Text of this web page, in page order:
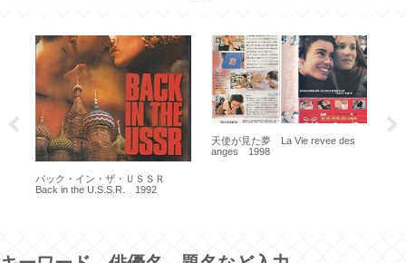
バック・イン・ザ・ＵＳＳＲ
Back in the U.S.S.R. 1992
天使が見た夢 La Vie revee des
anges 1998